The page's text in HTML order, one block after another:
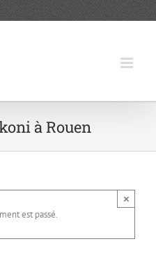
à Rouen
est passé.
×